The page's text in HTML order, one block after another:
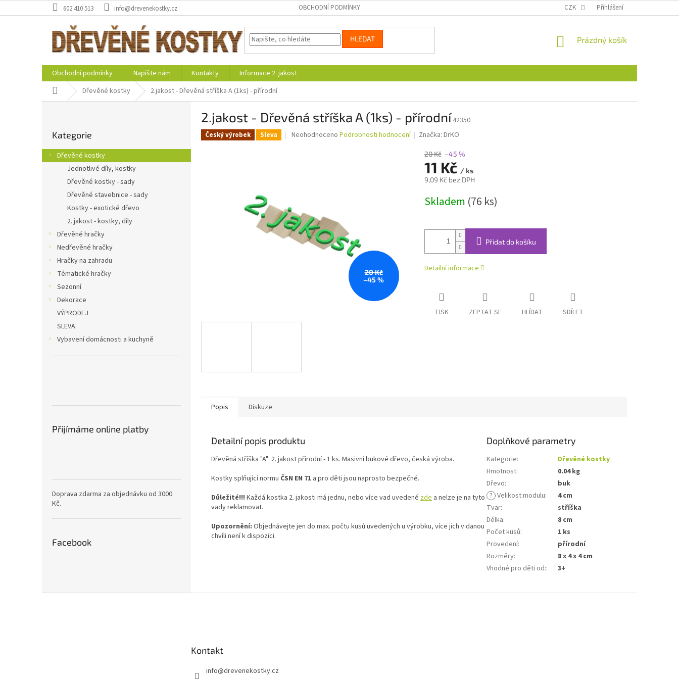
na
602 410 513 info@drevenekostky.cz OBCHODNÍ PODMÍNKY CZK Přihlášení
HLEDAT
NÁKUPNÍ
Prázdný košík
Obchodní podmínky Napište nám Kontakty
Informace 2. jakost
Domů Dřevěné kostky 2.jakost - Dřevěná stříška A (1ks) - přírodní
r
a
kategorie
Kategorie
Dřevěné kostky
Jednotlivé díly, kostky
Dřevěné kostky - sady
Dřevěné stavebnice - sady
Kostky - exotické dřevo
2. jakost - kostky, díly
Dřevěné hračky
Nedřevěné hračky
Hračky na zahradu
Tématické hračky
Sezonní
Dekorace
VÝPRODEJ
SLEVA
Vybavení domácnosti a kuchyně
Přijímáme online platby
Doprava zdarma za objednávku od 3000
Kč.
Facebook
2.jakost - Dřevěná stříška A (1ks) - přírodní 42350
Český výrobek Sleva
Průměrné
Neohodnoceno Podrobnosti hodnocení Značka:DrKO
20 Kč
–45 %
20 Kč –45 %
11 Kč / ks
9,09 Kč bez DPH
cena:
Skladem (76 ks)
Přidat do košíku
Detailní informace
TISK ZEPTAT SE HLÍDAT SDÍLET
Popis Diskuze
Detailní popis produktu
Dřevěná stříška "A" 2. jakost přírodní - 1 ks. Masivní bukové dřevo, česká výroba.
Kostky splňující normu ČSN EN 71 a pro děti jsou naprosto bezpečné.
Důležité!!! Každá kostka 2. jakosti má jednu, nebo více vad uvedené zde a nelze je na tyto
vady reklamovat.
Upozornění: Objednávejte jen do max. počtu kusů uvedených u výrobku, více jich v danou
chvíli není k dispozici.
Doplňkové parametry
Kategorie:
Dřevěné kostky
Hmotnost:
0.04 kg
Dřevo:
buk
? Velikost modulu:
4 cm
Tvar:
stříška
Délka:
8 cm
Počet kusů:
1 ks
Provedení:
přírodní
Rozměry:
8 x 4 x 4 cm
Vhodné pro děti od:: 3+
Kontakt
info@drevenekostky.cz